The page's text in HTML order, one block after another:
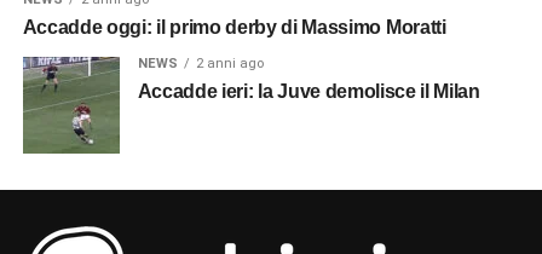
Accadde oggi: il primo derby di Massimo Moratti
NEWS 2 anni ago
Accadde ieri: la Juve demolisce il Milan